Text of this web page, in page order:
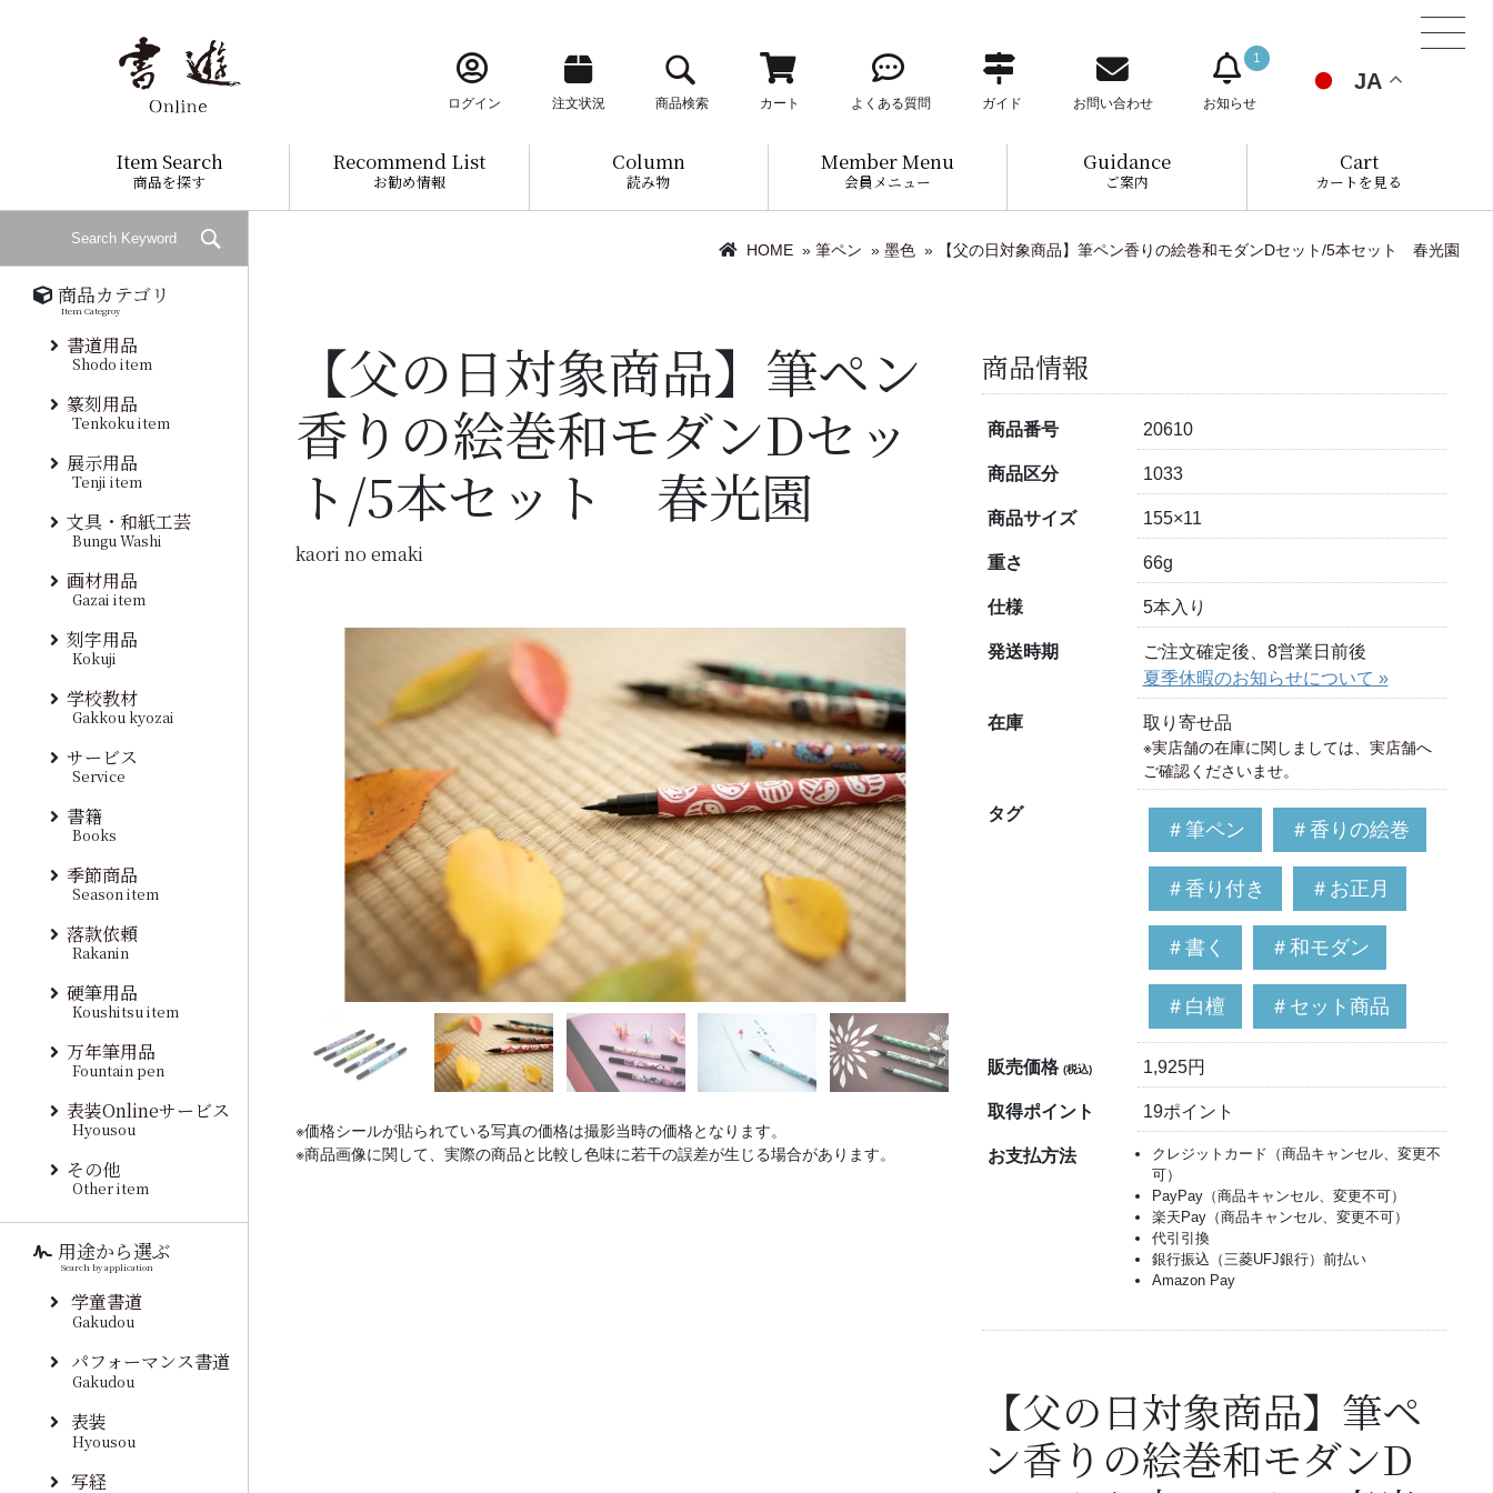
ログイン 注文状況 商品検索 カート よくある質問 ガイド お問い合わせ
1
お知らせ
JA
Item Search
商品を探す
Recommend List
お勧め情報
Column
読み物
Member Menu
会員メニュー
Guidance
ご案内
Cart
カートを見る
HOME » 筆ペン » 墨色 » 【父の日対象商品】筆ペン香りの絵巻和モダンDセット/5本セット 春光園
【父の日対象商品】筆ペン
香りの絵巻和モダンDセッ
ト/5本セット 春光園
kaori no emaki
※価格シールが貼られている写真の価格は撮影当時の価格となります。
※商品画像に関して、実際の商品と比較し色味に若干の誤差が生じる場合があります。
商品情報
商品番号 20610
商品区分 1033
商品サイズ 155×11
重さ 66g
仕様 5本入り
発送時期
ご注文確定後、8営業日前後
夏季休暇のお知らせについて »
在庫 取り寄せ品
※実店舗の在庫に関しましては、実店舗へ
ご確認くださいませ。
タグ
＃筆ペン ＃香りの絵巻
＃香り付き ＃お正月
＃書く ＃和モダン
＃白檀 ＃セット商品
販売価格(税込) 1,925円
取得ポイント 19ポイント
お支払方法
クレジットカード（商品キャンセル、変更不
可）
PayPay（商品キャンセル、変更不可）
楽天Pay（商品キャンセル、変更不可）
代引引換
銀行振込（三菱UFJ銀行）前払い
Amazon Pay
【父の日対象商品】筆ペ
ン香りの絵巻和モダンD
商品カテゴリ
Item Categroy
書道用品
Shodo item
篆刻用品
Tenkoku item
展示用品
Tenji item
文具・和紙工芸
Bungu Washi
画材用品
Gazai item
刻字用品
Kokuji
学校教材
Gakkou kyozai
サービス
Service
書籍
Books
季節商品
Season item
落款依頼
Rakanin
硬筆用品
Koushitsu item
万年筆用品
Fountain pen
表装Onlineサービス
Hyousou
その他
Other item
用途から選ぶ
Search by application
学童書道
Gakudou
パフォーマンス書道
Gakudou
表装
Hyousou
写経